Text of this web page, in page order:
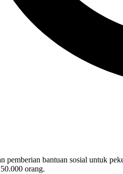
bantuan sosial untuk
orang.